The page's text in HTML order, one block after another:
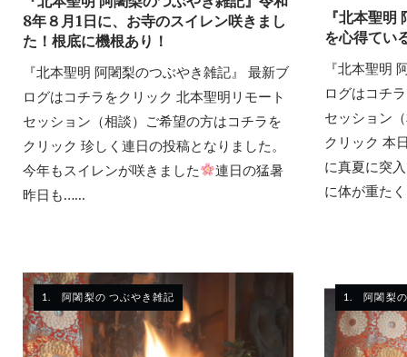
8年８月1日に、お寺のスイレン咲きまし
た！根底に機根あり！
『北本聖明 阿闍梨のつぶやき雑記』 最新ブ
ログはコチラをクリック 北本聖明リモート
セッション（相談）ご希望の方はコチラを
クリック 珍しく連日の投稿となりました。
今年もスイレンが咲きました
連日の猛暑
昨日も…...
『北本聖
を心得てい
『北本聖明
ログはコチ
セッション
クリック 本
に真夏に突
に体が重た
1. 阿闍梨の つぶやき雑記 1. 阿闍梨の